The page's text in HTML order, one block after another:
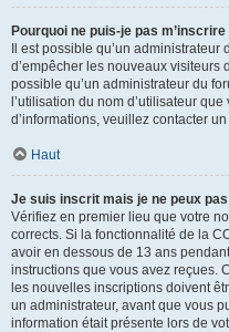
Pourquoi ne puis-je pas m’inscrire
Il est possible qu’un
d’empêcher les nouveaux visiteurs
possible qu’un administrateur du
l’utilisation du nom d’utilisateur
d’informations, veuillez contacter
Haut
Je suis inscrit mais je ne peux
Vérifiez en premier lieu que votre
corrects. Si la fonctionnalité de la
avoir en dessous de 13 ans
instructions que vous avez reçues.
les nouvelles inscriptions doivent
un administrateur, avant que vous
information était présente lors de